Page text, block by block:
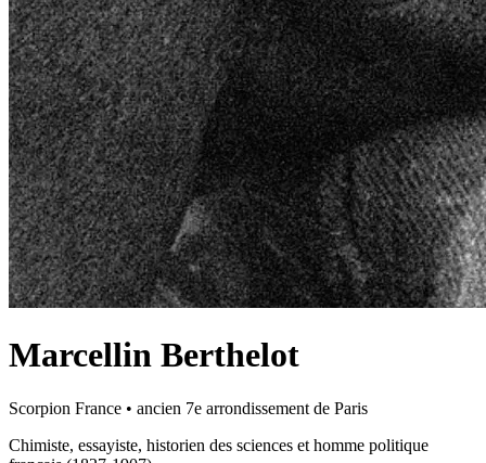
Marcellin Berthelot
Scorpion France • ancien 7e arrondissement de Paris
Chimiste, essayiste, historien des sciences et homme politique